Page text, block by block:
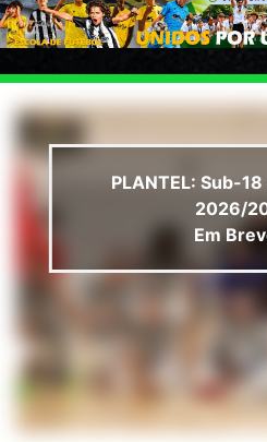
PLANTEL: Sub-
2026/
Em